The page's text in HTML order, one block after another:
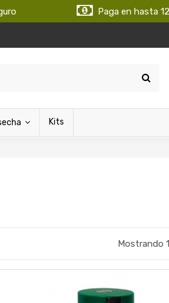
Paga en hasta
Kits
Mostrando